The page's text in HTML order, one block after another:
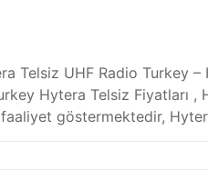
Telsiz UHF Radio Turkey –
Hytera Telsiz Fiyatları ,
göstermektedir,